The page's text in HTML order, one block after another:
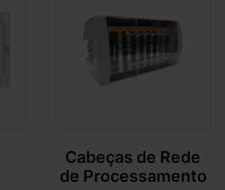
Cabeças de Rede
de Processamento